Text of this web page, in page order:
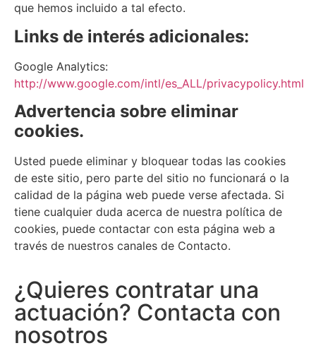
que hemos incluido a tal efecto.
Links de interés adicionales:
Google Analytics:
http://www.google.com/intl/es_ALL/privacypolicy.html
Advertencia sobre eliminar
cookies.
Usted puede eliminar y bloquear todas las cookies
de este sitio, pero parte del sitio no funcionará o la
calidad de la página web puede verse afectada. Si
tiene cualquier duda acerca de nuestra política de
cookies, puede contactar con esta página web a
través de nuestros canales de Contacto.
¿Quieres contratar una
actuación? Contacta con
nosotros